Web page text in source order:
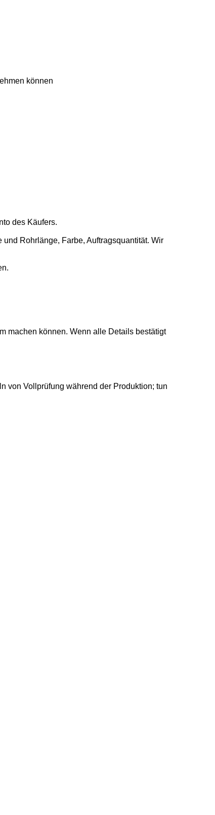
können
des Käufers.
Rohrlänge, Farbe, Auftragsquantität. Wir
machen können. Wenn alle Details bestätigt
von Vollprüfung während der Produktion; tun